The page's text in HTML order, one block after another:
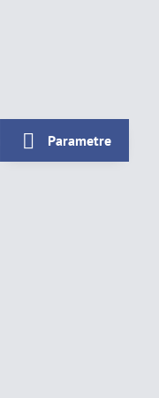
Parametre